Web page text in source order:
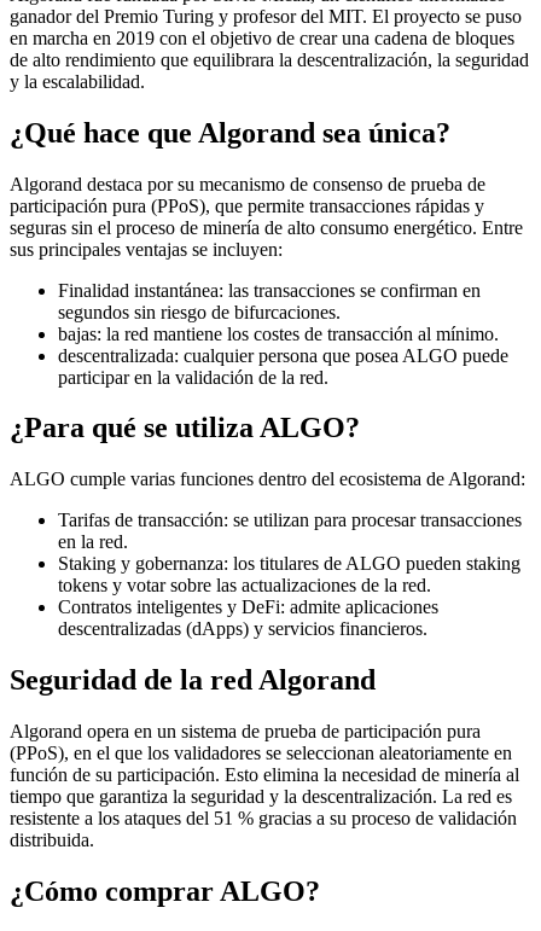
ganador del Premio Turing y profesor del MIT. El proyecto se puso
en marcha en 2019 con el objetivo de crear una cadena de bloques
de alto rendimiento que equilibrara la descentralización, la seguridad
y la escalabilidad.
¿Qué hace que Algorand sea única?
Algorand destaca por su mecanismo de consenso de prueba de
participación pura (PPoS), que permite transacciones rápidas y
seguras sin el proceso de minería de alto consumo energético. Entre
sus principales ventajas se incluyen:
Finalidad instantánea: las transacciones se confirman en
segundos sin riesgo de bifurcaciones.
bajas: la red mantiene los costes de transacción al mínimo.
descentralizada: cualquier persona que posea ALGO puede
participar en la validación de la red.
¿Para qué se utiliza ALGO?
ALGO cumple varias funciones dentro del ecosistema de Algorand:
Tarifas de transacción: se utilizan para procesar transacciones
en la red.
Staking y gobernanza: los titulares de ALGO pueden staking
tokens y votar sobre las actualizaciones de la red.
Contratos inteligentes y DeFi: admite aplicaciones
descentralizadas (dApps) y servicios financieros.
Seguridad de la red Algorand
Algorand opera en un sistema de prueba de participación pura
(PPoS), en el que los validadores se seleccionan aleatoriamente en
función de su participación. Esto elimina la necesidad de minería al
tiempo que garantiza la seguridad y la descentralización. La red es
resistente a los ataques del 51 % gracias a su proceso de validación
distribuida.
¿Cómo comprar ALGO?